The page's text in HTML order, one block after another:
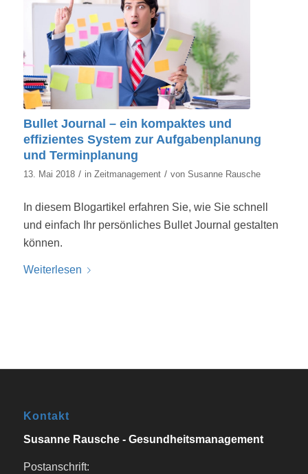
Bullet Journal – ein kompaktes und
effizientes System zur Aufgabenplanung
und Terminplanung
13. Mai 2018 / in Zeitmanagement / von Susanne Rausche
In diesem Blogartikel erfahren Sie, wie Sie schnell
und einfach Ihr persönliches Bullet Journal gestalten
können.
Weiterlesen
Kontakt
Susanne Rausche - Gesundheitsmanagement
Postanschrift: